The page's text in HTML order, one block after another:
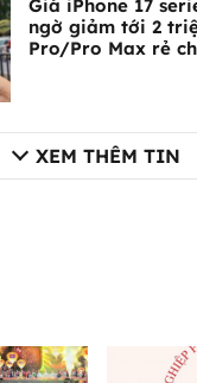
Giá iPhone 17
ngờ giảm tới 2
Pro/Pro Max rẻ
XEM THÊM TIN